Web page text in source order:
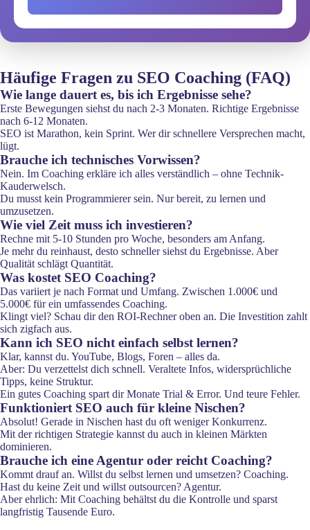
Häufige Fragen zu SEO Coaching (FAQ)
Wie lange dauert es, bis ich Ergebnisse sehe?
Erste Bewegungen siehst du nach 2-3 Monaten. Richtige Ergebnisse
nach 6-12 Monaten.
SEO ist Marathon, kein Sprint. Wer dir schnellere Versprechen macht,
lügt.
Brauche ich technisches Vorwissen?
Nein. Im Coaching erkläre ich alles verständlich – ohne Technik-
Kauderwelsch.
Du musst kein Programmierer sein. Nur bereit, zu lernen und
umzusetzen.
Wie viel Zeit muss ich investieren?
Rechne mit 5-10 Stunden pro Woche, besonders am Anfang.
Je mehr du reinhaust, desto schneller siehst du Ergebnisse. Aber
Qualität schlägt Quantität.
Was kostet SEO Coaching?
Das variiert je nach Format und Umfang. Zwischen 1.000€ und
5.000€ für ein umfassendes Coaching.
Klingt viel? Schau dir den ROI-Rechner oben an. Die Investition zahlt
sich zigfach aus.
Kann ich SEO nicht einfach selbst lernen?
Klar, kannst du. YouTube, Blogs, Foren – alles da.
Aber: Du verzettelst dich schnell. Veraltete Infos, widersprüchliche
Tipps, keine Struktur.
Ein gutes Coaching spart dir Monate Trial & Error. Und teure Fehler.
Funktioniert SEO auch für kleine Nischen?
Absolut! Gerade in Nischen hast du oft weniger Konkurrenz.
Mit der richtigen Strategie kannst du auch in kleinen Märkten
dominieren.
Brauche ich eine Agentur oder reicht Coaching?
Kommt drauf an. Willst du selbst lernen und umsetzen? Coaching.
Hast du keine Zeit und willst outsourcen? Agentur.
Aber ehrlich: Mit Coaching behältst du die Kontrolle und sparst
langfristig Tausende Euro.